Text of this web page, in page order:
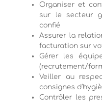
Organiser et
sur le secteur
confié
Assurer la
facturation sur
Gérer les
(recrutement/
Veiller au
consignes
Contrôler les